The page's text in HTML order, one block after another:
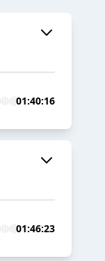
01:40:16
01:46:23